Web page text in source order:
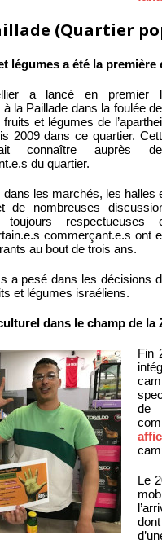
(Quartier
légumes a été la première
a lancé en premier
la Paillade dans la foulée
et légumes de
2009 dans ce quartier.
auprès
du quartier.
dans les marchés, les halles
de nombreuses
respectueuses
commerçant.e.s ont
au bout de trois ans.
a pesé dans les décisions
et légumes israéliens.
dans le champ de la
Fin
de
Le